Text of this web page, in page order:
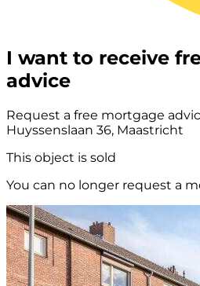
I want to receive
advice
Request a free mortgage
Huyssenslaan 36, Maastricht
This object is sold
You can no longer request a